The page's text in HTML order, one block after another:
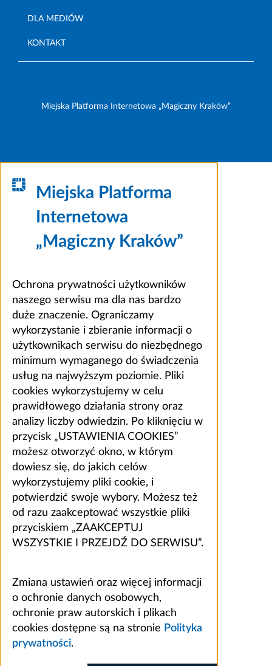
DLA MEDIÓW
KONTAKT
Miejska Platforma Internetowa „Magiczny Kraków”
Miejska Platforma
Internetowa
„Magiczny Kraków”
Ochrona prywatności użytkowników
naszego serwisu ma dla nas bardzo
duże znaczenie. Ograniczamy
wykorzystanie i zbieranie informacji o
użytkownikach serwisu do niezbędnego
minimum wymaganego do świadczenia
usług na najwyższym poziomie. Pliki
cookies wykorzystujemy w celu
prawidłowego działania strony oraz
analizy liczby odwiedzin. Po kliknięciu w
przycisk „USTAWIENIA COOKIES”
możesz otworzyć okno, w którym
dowiesz się, do jakich celów
wykorzystujemy pliki cookie, i
potwierdzić swoje wybory. Możesz też
od razu zaakceptować wszystkie pliki
przyciskiem „ZAAKCEPTUJ
WSZYSTKIE I PRZEJDŹ DO SERWISU”.
Zmiana ustawień oraz więcej informacji
o ochronie danych osobowych,
ochronie praw autorskich i plikach
cookies dostępne są na stronie Polityka
prywatności.